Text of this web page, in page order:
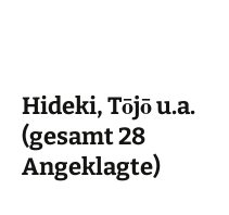
Hideki, Tōjō u.a.
(gesamt 28
Angeklagte)